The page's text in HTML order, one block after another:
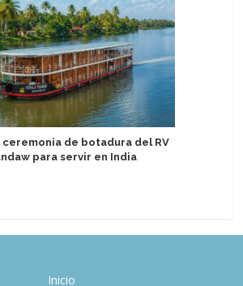
ceremonia de botadura del RV
para servir en India
Inicio